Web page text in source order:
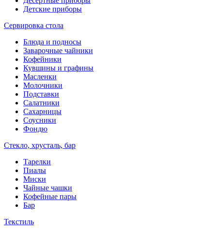
Детские приборы
Сервировка стола
Блюда и подносы
Заварочные чайники
Кофейники
Кувшины и графины
Масленки
Молочники
Подставки
Салатники
Сахарницы
Соусники
Фондю
Стекло, хрусталь, бар
Тарелки
Пиалы
Миски
Чайные чашки
Кофейные пары
Бар
Текстиль